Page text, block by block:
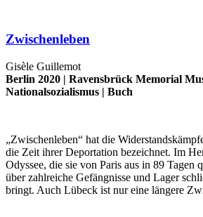
Zwischenleben
Gisèle Guillemot
Berlin 2020 | Ravensbrück Memorial
Nationalsozialismus | Buch
„Zwischenleben“ hat die
die Zeit ihrer Deportation bezeichnet. Im
Odyssee, die sie von Paris aus in 89 Tagen
über zahlreiche Gefängnisse und Lager
bringt. Auch Lübeck ist nur eine längere